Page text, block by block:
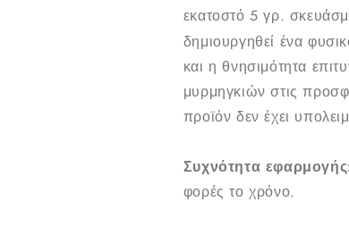
εκατοστό 5 γρ.
δημιουργηθεί ένα
και η θνησιμότητα
μυρμηγκιών στις
προϊόν δεν έχει
Συχνότητα
φορές το χρόνο.